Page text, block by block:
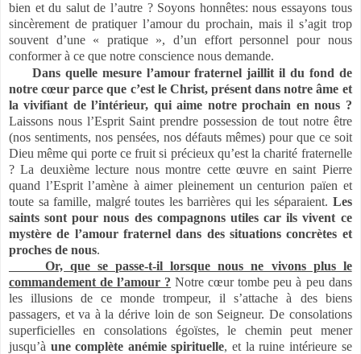
bien et du salut de l’autre ? Soyons honnêtes: nous essayons tous
sincèrement de pratiquer l’amour du prochain, mais il s’agit trop
souvent d’une « pratique », d’un effort personnel pour nous
conformer à ce que notre conscience nous demande.
Dans quelle mesure l’amour fraternel jaillit il du fond de
notre cœur parce que c’est le Christ, présent dans notre âme et
la vivifiant de l’intérieur, qui aime notre prochain en nous ?
Laissons nous l’Esprit Saint prendre possession de tout notre être
(nos sentiments, nos pensées, nos défauts mêmes) pour que ce soit
Dieu même qui porte ce fruit si précieux qu’est la charité fraternelle
? La deuxième lecture nous montre cette œuvre en saint Pierre
quand l’Esprit l’amène à aimer pleinement un centurion païen et
toute sa famille, malgré toutes les barrières qui les séparaient. Les
saints sont pour nous des compagnons utiles car ils vivent ce
mystère de l’amour fraternel dans des situations concrètes et
proches de nous.
Or, que se passe-t-il lorsque nous ne vivons plus le
commandement de l’amour ? Notre cœur tombe peu à peu dans
les illusions de ce monde trompeur, il s’attache à des biens
passagers, et va à la dérive loin de son Seigneur. De consolations
superficielles en consolations égoïstes, le chemin peut mener
jusqu’à une complète anémie spirituelle, et la ruine intérieure se